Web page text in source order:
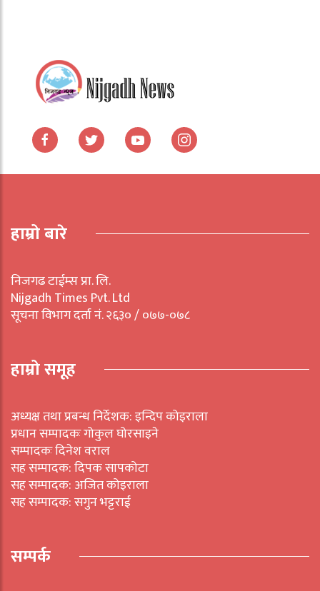
हाम्रो बारे
निजगढ टाईम्स प्रा. लि.
Nijgadh Times Pvt. Ltd
सूचना विभाग दर्ता नं. २६३० / ०७७-०७८
हाम्रो समूह
अध्यक्ष तथा प्रबन्ध निर्देशक: इन्दिप कोइराला
प्रधान सम्पादकः गोकुल घोरसाइने
सम्पादकः दिनेश वराल
सह सम्पादक: दिपक सापकोटा
सह सम्पादक: अजित कोइराला
सह सम्पादक: सगुन भट्टराई
सम्पर्क